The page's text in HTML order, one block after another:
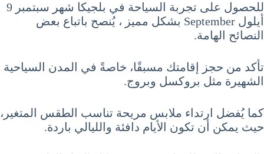
للحصول على تجربة السياحة في بلجيكا شهر سبتمبر 9
أيلول September بشكل مميز ، يُنصح باتباع بعض
النصائح الهامة.
تأكد من حجز إقامتك مسبقًا، خاصةً في المدن السياحية
الشهيرة مثل بروكسل وبروج.
كما يُفضل ارتداء ملابس مريحة تناسب الطقس المتغير،
حيث يمكن أن تكون الأيام دافئة والليالي باردة.